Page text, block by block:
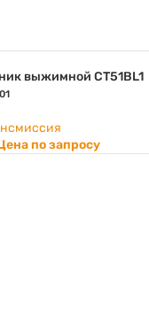
выжимной CT51BL1
по запросу